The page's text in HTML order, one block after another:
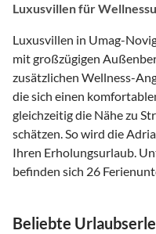
Luxusvillen für
Luxusvillen in Umag-
mit großzügigen
zusätzlichen Wellness-
die sich einen
gleichzeitig die Nähe zu
schätzen. So wird die
Ihren Erholungsurlaub.
befinden sich 26
Beliebte